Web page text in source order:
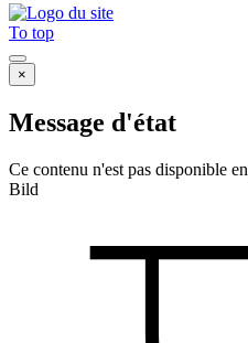
To top
×
Message d'état
Ce contenu n'est pas disponible en
Bild